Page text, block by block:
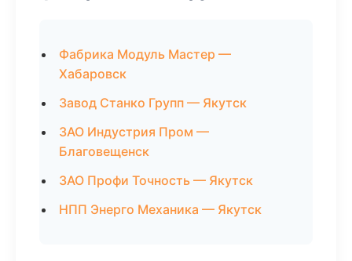
Фабрика Модуль Мастер —
Хабаровск
Завод Станко Групп — Якутск
ЗАО Индустрия Пром —
Благовещенск
ЗАО Профи Точность — Якутск
НПП Энерго Механика — Якутск